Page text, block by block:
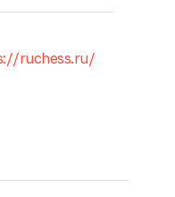
ruchess.ru/